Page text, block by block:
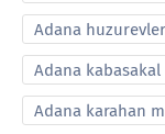
Adana
Adana kabasakal
Adana karahan